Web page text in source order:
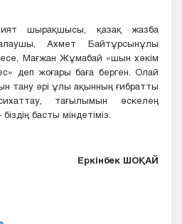
шырақшысы, қазақ жазба
Ахмет Байтұрсынұлы
Мағжан Жұмабай «шын хәкім
деп жоғары баға берген. Олай
тану әрі ұлы ақынның ғибратты
тағылымын өскелең
басты міндетіміз.
Еркінбек ШОҚАЙ